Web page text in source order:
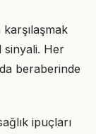
sinyali. Her
beraberinde
ipuçları